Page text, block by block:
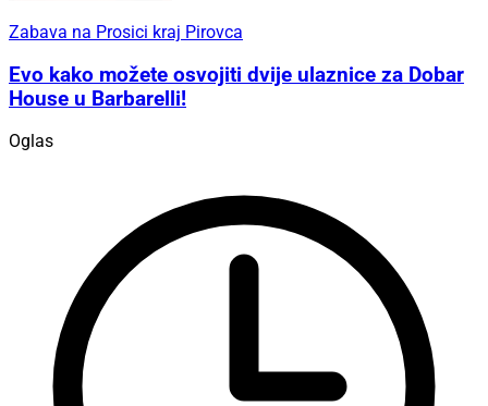
Zabava na Prosici kraj Pirovca
Evo kako možete osvojiti dvije ulaznice za Dobar
House u Barbarelli!
Oglas